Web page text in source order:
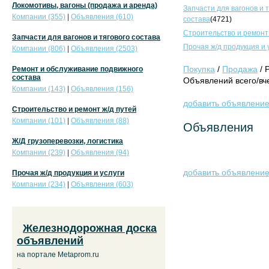
Запчасти для вагонов и
состава(4721)
Строительство и
Прочая ж/д продукция и
Покупка / Продажа /
Объявлений всего/
добавить объявление
Объявления
добавить объявление
Локомотивы, вагоны (продажа и аренда)
Компании (355)
Объявления (610)
Запчасти для вагонов и тягового состава
Компании (806)
Объявления (2503)
Ремонт и обслуживание подвижного
состава
Компании (143)
Объявления (156)
Строительство и ремонт ж/д путей
Компании (101)
Объявления (88)
Ж/Д грузоперевозки, логистика
Компании (239)
Объявления (94)
Прочая ж/д продукция и услуги
Компании (234)
Объявления (603)
Железнодорожная доска
объявлений
на портале Metaprom.ru